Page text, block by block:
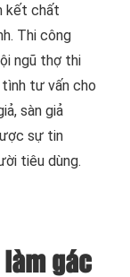
kết chất
Thi công
ngũ thợ thi
tình tư vấn cho
sàn giả
sự tin
tiêu dùng.
làm gác